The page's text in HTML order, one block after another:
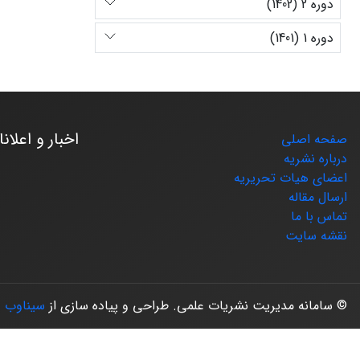
دوره 2 (1402)
دوره 1 (1401)
صفحه اصلی
درباره نشریه
اعضای هیات تحریریه
ارسال مقاله
تماس با ما
نقشه سایت
اخبار و
© سامانه مدیریت نشریات علمی. طراحی و پیاده سازی از سیناوب